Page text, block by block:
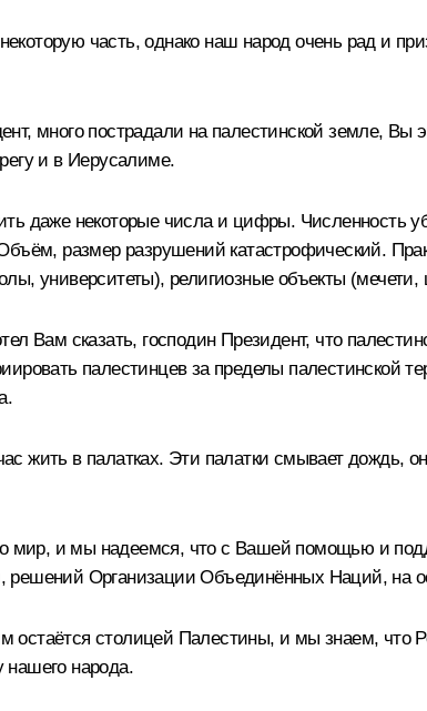
часть, однако наш народ очень рад и
много пострадали на палестинской земле, Вы
и в Иерусалиме.
даже некоторые числа и цифры. Численность
размер разрушений катастрофический.
университеты), религиозные объекты (мечети,
Вам сказать, господин Президент, что
палестинцев за пределы палестинской
жить в палатках. Эти палатки смывает дождь,
мир, и мы надеемся, что с Вашей помощью и
решений Организации Объединённых Наций, на
остаётся столицей Палестины, и мы знаем, что
нашего народа.